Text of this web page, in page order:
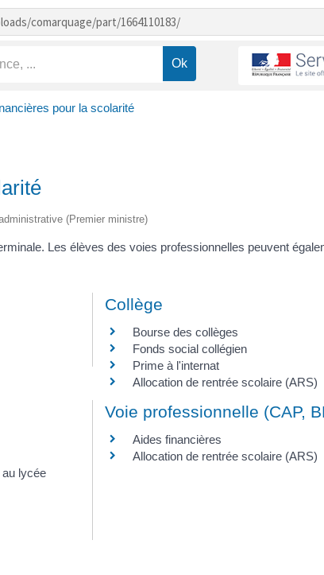
comarquage/part/1664110183/
pour la scolarité
(Premier ministre)
Les élèves des voies professionnelles peuvent
Collège
Bourse des collèges
Fonds social collégien
Prime à l'internat
Allocation de rentrée scolaire (ARS)
lycée
Voie professionnelle (CAP,
Aides financières
Allocation de rentrée scolaire (ARS)